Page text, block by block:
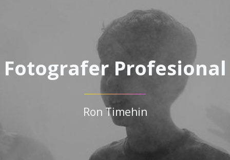
Fotografer Profesional
Ron Timehin